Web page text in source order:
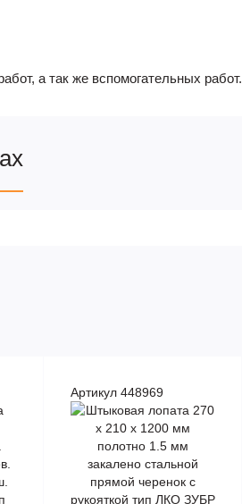
а так же вспомогательных работ.
Артикул 448969